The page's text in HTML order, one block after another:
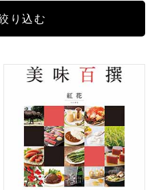
)【カタログギフト】【年間
美味百撰 紅花【カタログギ